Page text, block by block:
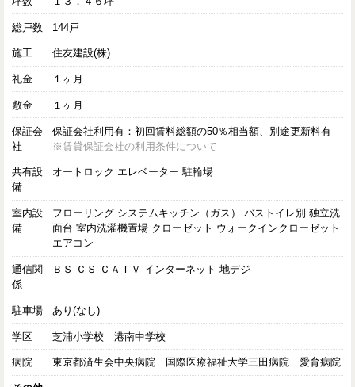
総戸数 144戸
施工 住友建設(株)
礼金 １ヶ月
敷金 １ヶ月
保証会
社
保証会社利用有：初回賃料総額の50％相当額、別途更新料有
※賃貸保証会社の利用条件について
共有設
備
オートロック エレベーター 駐輪場
室内設
備
フローリング システムキッチン（ガス） バストイレ別 独立洗
面台 室内洗濯機置場 クローゼット ウォークインクローゼット
エアコン
通信関
係
ＢＳ ＣＳ ＣＡＴＶ インターネット 地デジ
駐車場 あり(なし)
学区 芝浦小学校 港南中学校
病院 東京都済生会中央病院 国際医療福祉大学三田病院 愛育病院